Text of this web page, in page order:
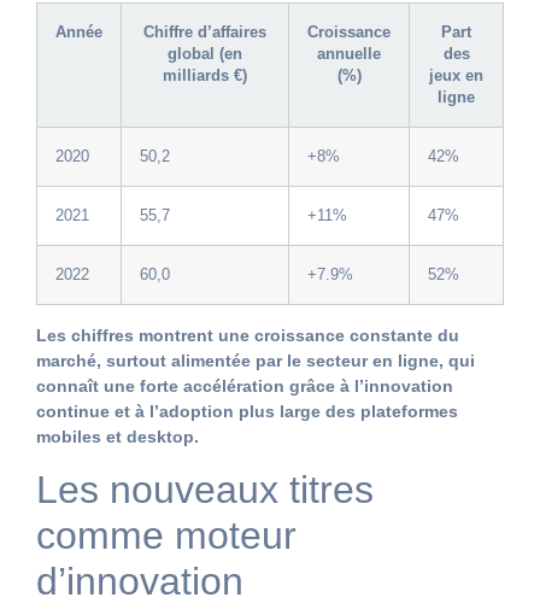
Année
Chiffre d’affaires
global (en
milliards €)
Croissance
annuelle
(%)
Part
des
jeux en
ligne
2020 50,2 +8% 42%
2021 55,7 +11% 47%
2022 60,0 +7.9% 52%
Les chiffres montrent une croissance constante du
marché, surtout alimentée par le secteur en ligne, qui
connaît une forte accélération grâce à l’innovation
continue et à l’adoption plus large des plateformes
mobiles et desktop.
Les nouveaux titres
comme moteur
d’innovation